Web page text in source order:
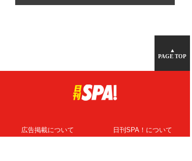
▲
PAGE TOP
広告掲載について 日刊SPA！について